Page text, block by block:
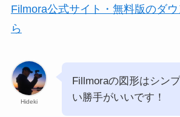
Filmora公式サイト・無料版のダ
ら
Hideki
Fillmoraの図形はシン
い勝手がいいです！